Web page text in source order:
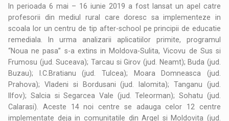
In perioada 6 mai – 16 iunie 2019 a fost lansat un apel catre
profesorii din mediul rural care doresc sa implementeze in
scoala lor un centru de tip after-school pe principii de educatie
remediala. In urma analizarii aplicatiilor primite, programul
“Noua ne pasa” s-a extins in Moldova-Sulita, Vicovu de Sus si
Frumosu (jud. Suceava); Tarcau si Girov (jud. Neamt); Buda (jud.
Buzau); I.C.Bratianu (jud. Tulcea); Moara Domneasca (jud.
Prahova); Vladeni si Bordusani (jud. Ialomita); Tanganu (jud.
Ilfov); Salcia si Segarcea Vale (jud. Teleorman); Sohatu (jud.
Calarasi). Aceste 14 noi centre se adauga celor 12 centre
implementate deja in comunitatile din Argel si Moldovita (jud.